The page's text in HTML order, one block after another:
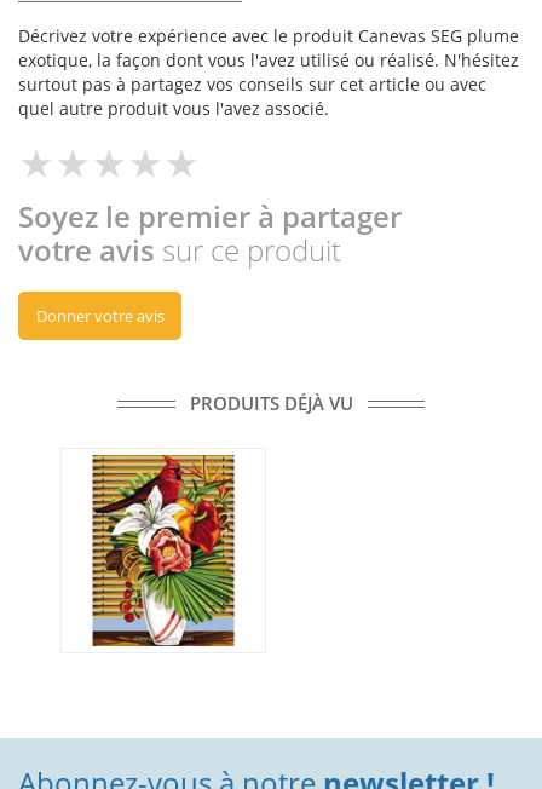
Décrivez votre expérience avec le produit Canevas SEG plume
exotique, la façon dont vous l'avez utilisé ou réalisé. N'hésitez
surtout pas à partagez vos conseils sur cet article ou avec
quel autre produit vous l'avez associé.
Soyez le premier à partager
votre avis sur ce produit
Donner votre avis
PRODUITS DÉJÀ VU